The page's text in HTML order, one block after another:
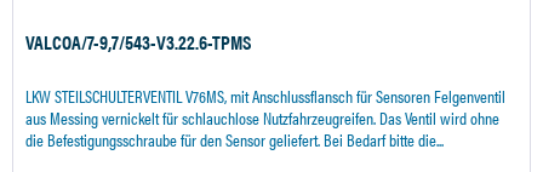
VALCOA/7-9,7/543-V3.22.6-TPMS
LKW STEILSCHULTERVENTIL V76MS, mit Anschlussflansch für Sensoren Felgenventil
aus Messing vernickelt für schlauchlose Nutzfahrzeugreifen. Das Ventil wird ohne
die Befestigungsschraube für den Sensor geliefert. Bei Bedarf bitte die...